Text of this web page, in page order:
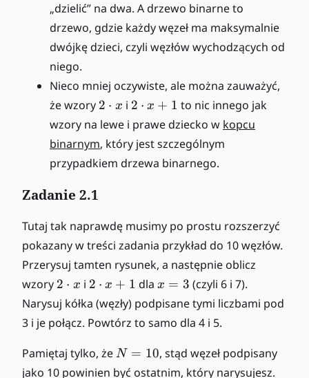
„dzielić” na dwa. A drzewo binarne to
drzewo, gdzie każdy węzeł ma maksymalnie
dwójkę dzieci, czyli węzłów wychodzących od
niego.
Nieco mniej oczywiste, ale można zauważyć,
że wzory 2
\
d
o
2 ⋅ x i 2
\
c
d
o
1
2 ⋅ x + 1 to nic innego jak
wzory na lewe i prawe dziecko w kopcu
binarnym, który jest szczególnym
przypadkiem drzewa binarnego.
Zadanie 2.1
Tutaj tak naprawdę musimy po prostu rozszerzyć
pokazany w treści zadania przykład do 10 węzłów.
Przerysuj tamten rysunek, a następnie oblicz
wzory 2
\
c
d
t
2 ⋅ x i 2
\
c
d
t
2 ⋅ x + 1 dla x
=
3
x = 3 (czyli 6 i 7).
Narysuj kółka (węzły) podpisane tymi liczbami pod
3 i je połącz. Powtórz to samo dla 4 i 5.
Pamiętaj tylko, że N
=
N = 10, stąd węzeł podpisany
jako 10 powinien być ostatnim, który narysujesz.